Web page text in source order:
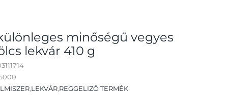
minőségű vegyes
lekvár 410 g
,LEKVÁR,REGGELIZŐ TERMÉK